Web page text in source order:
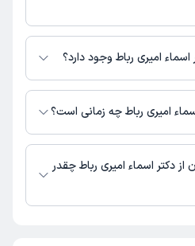
دارد:
اسماء امیری رباط وجود دارد؟
آنلاین توسط دکتر اسماء امیری رباط در
دقیق‌تر، لطفاً با مطب تماس بگیرید.
امیری رباط چه زمانی است؟
دکتر اسماء امیری رباط چقدر